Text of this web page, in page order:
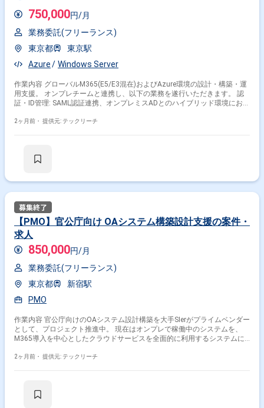
750,000円/月
業務委託(フリーランス)
東京都
東京駅
Azure
Windows Server
作業内容 グローバルM365(E5/E3混在)およびAzure環境の設計・構築・運
用支援。 オンプレチームと連携し、以下の業務を遂行いただきます。 認
証・ID管理: SAML認証連携、オンプレミスADとのハイブリッド環境におけ
権限の設計、メール誤送信防止策の策定。 デバイス管理: BCP対策を見据
ム等への説明・調整。 ※当案件におきましては、直近参画期間が半年以内
活躍中！ ・社会人経験必須 ・外国籍の場合、JLPT(N1)もしくはJPT700
点以上のビジネス上級レベル必須 ・週5日稼働必須 ・エンジニア実務経験
3年以上必須 ＝＝＝＝＝ ★本案件の最新の状況は、担当者までお問合せ下
さい。 ★期間：随時～
2ヶ月前・ 提供元: テックリーチ
【PMO】官公庁向け OAシステム構築設計支援の案件・
求人
850,000円/月
業務委託(フリーランス)
東京都
新宿駅
PMO
作業内容 官公庁向けのOAシステム設計構築を大手SIerがプライムベンダー
として、プロジェクト推進中。 現在はオンプレで稼働中のシステムを、
M365導入を中心としたクラウドサービスを全面的に利用するシステムに
末設計等を進めており、今後詳細設計、構築フェーズに順次進んでいく。
続いている方はお見送りとなります。（但し、企業都合退場は対象外）
2ヶ月前・ 提供元: テックリーチ